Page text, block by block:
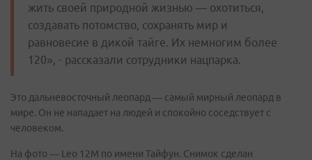
жить своей природной жизнью — охотиться,
создавать потомство, сохранять мир и
равновесие в дикой тайге. Их немногим более
120», - рассказали сотрудники нацпарка.
Это дальневосточный леопард — самый мирный леопард в
мире. Он не нападает на людей и спокойно соседствует с
человеком.
На фото — Leo 12M по имени Тайфун. Снимок сделан